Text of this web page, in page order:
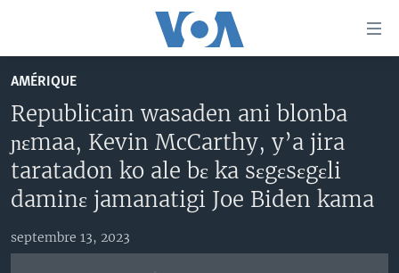
principal
Retour
la
navigation
principale
MALI KURA
RADIO
MALI KURA
TABALE
FARAFINA FOLI
ÉTATS-UNIS
Learning English
AMÉRIQUE
Republicain wasaden ani blonba
ɲɛmaa, Kevin McCarthy, y’a jira
taratadon ko ale bɛ ka sɛgɛsɛgɛli
daminɛ jamanatigi Joe Biden kama
septembre 13, 2023